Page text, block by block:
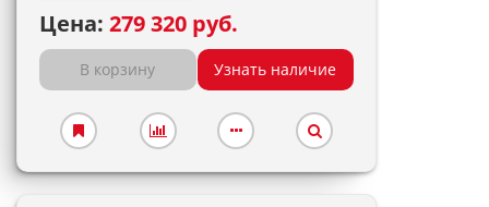
Цена: 279 320 руб.
В корзину Узнать наличие